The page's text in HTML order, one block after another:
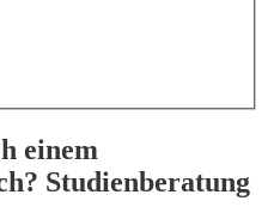
einem
Studienberatung